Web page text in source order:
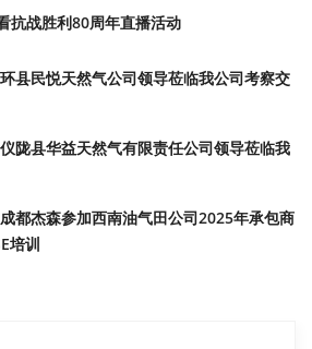
抗战胜利80周年直播活动
县民悦天然气公司领导莅临我公司考察交
陇县华益天然气有限责任公司领导莅临我
都杰森参加西南油气田公司2025年承包商
培训